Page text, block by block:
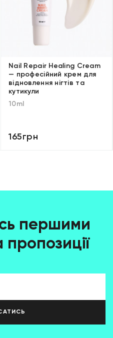
Nail Repair Healing Cream
— професійний крем для
відновлення нігтів та
кутикули
10ml
165грн
першими
пропозиції